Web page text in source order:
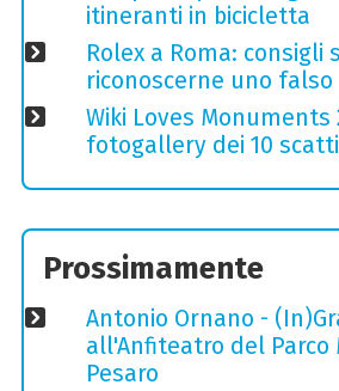
itineranti in bicicletta
Rolex a Roma: consigli
riconoscerne uno falso
Wiki Loves Monuments
fotogallery dei 10
Prossimamente
Antonio Ornano -
all'Anfiteatro del Parco
Pesaro